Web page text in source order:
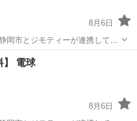
8月6日
的に、まだ使えるものをリユー
ース
】 電球
8月6日